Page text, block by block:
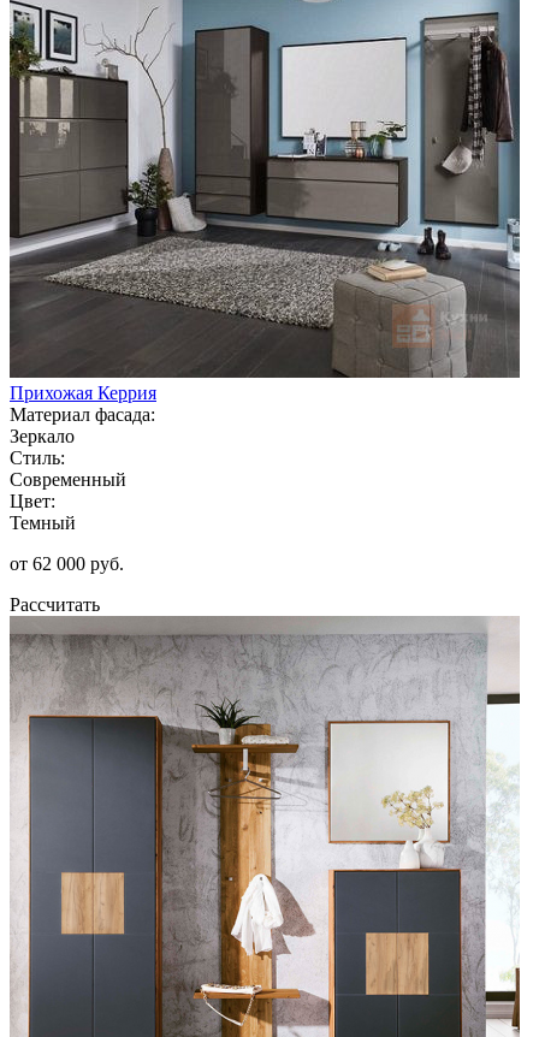
Прихожая Керрия
Материал фасада:
Зеркало
Стиль:
Современный
Цвет:
Темный
от 62 000 руб.
Рассчитать